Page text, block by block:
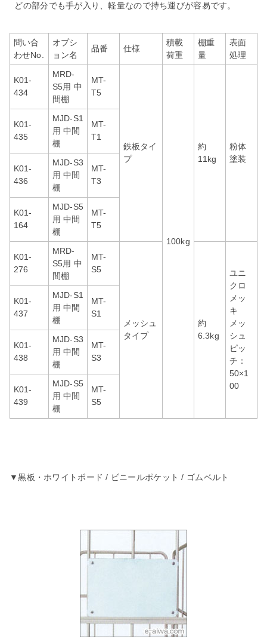
どの部分でも手が入り、軽量なので持ち運びが容易です。
問い合
わせNo.
オプシ
ョン名
品番 仕様
積載
荷重
棚重
量
表面
処理
K01-
434
MRD-
S5用 中
間棚
MT-
T5
鉄板タイ
プ
100kg
約
11kg
粉体
塗装
K01-
435
MJD-S1
用 中間
棚
MT-
T1
K01-
436
MJD-S3
用 中間
棚
MT-
T3
K01-
164
MJD-S5
用 中間
棚
MT-
T5
K01-
276
MRD-
S5用 中
間棚
MT-
S5
メッシュ
タイプ
約
6.3kg
ユニ
クロ
メッ
キ
メッ
シュ
ピッ
チ：
50×1
00
K01-
437
MJD-S1
用 中間
棚
MT-
S1
K01-
438
MJD-S3
用 中間
棚
MT-
S3
K01-
439
MJD-S5
用 中間
棚
MT-
S5
▼黒板・ホワイトボード / ビニールポケット / ゴムベルト